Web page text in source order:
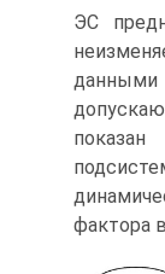
ЭС
данными
фактора